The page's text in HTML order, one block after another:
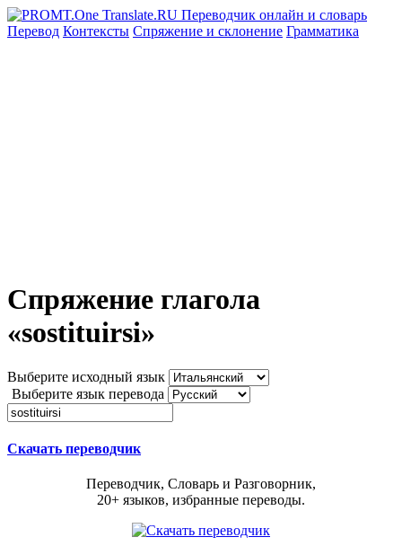
Перевод Контексты Спряжение и склонение Грамматика
Спряжение глагола
«sostituirsi»
Выберите исходный язык
Выберите язык перевода
Скачать переводчик
Переводчик, Словарь и Разговорник,
20+ языков, избранные переводы.